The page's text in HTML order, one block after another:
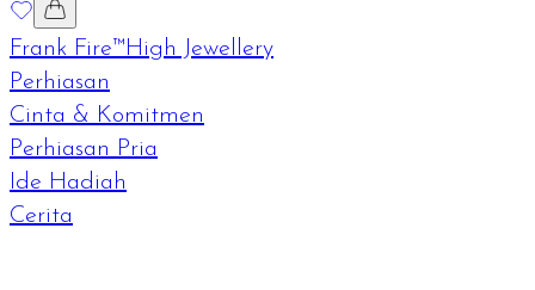
Frank Fire™High Jewellery
Perhiasan
Cinta & Komitmen
Perhiasan Pria
Ide Hadiah
Cerita